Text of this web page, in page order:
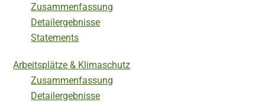
Zusammenfassung
Detailergebnisse
Statements
Arbeitsplätze & Klimaschutz
Zusammenfassung
Detailergebnisse